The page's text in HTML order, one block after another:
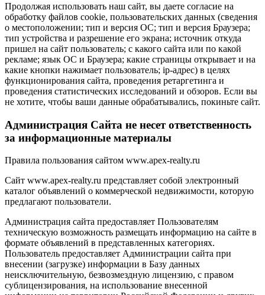
Продолжая использовать наш сайт, вы даете согласие на
обработку файлов cookie, пользовательских данных (сведения
о местоположении; тип и версия ОС; тип и версия Браузера;
тип устройства и разрешение его экрана; источник откуда
пришел на сайт пользователь; с какого сайта или по какой
рекламе; язык ОС и Браузера; какие страницы открывает и на
какие кнопки нажимает пользователь; ip-адрес) в целях
функционирования сайта, проведения ретаргетинга и
проведения статистических исследований и обзоров. Если вы
не хотите, чтобы ваши данные обрабатывались, покиньте сайт.
Администрация Сайта не несет ответственность
за информационные материалы
Правила пользования сайтом www.apex-realty.ru
Сайт www.apex-realty.ru представляет собой электронный
каталог объявлений о коммерческой недвижимости, которую
предлагают пользователи.
Администрация сайта предоставляет Пользователям
техническую возможность размещать информацию на сайте в
формате объявлений в представленных категориях.
Пользователь предоставляет Администрации сайта при
внесении (загрузке) информации в Базу данных
неисключительную, безвозмездную лицензию, с правом
сублицензирования, на использование внесенной